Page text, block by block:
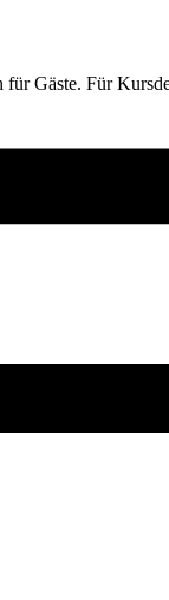
Gäste. Für